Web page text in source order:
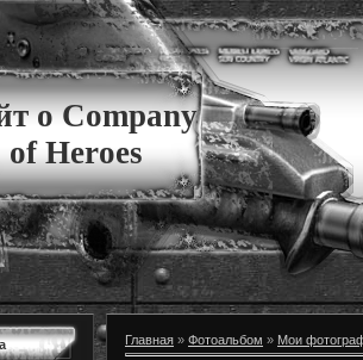
о Company
of Heroes
Главная » Фотоальбом » Мои